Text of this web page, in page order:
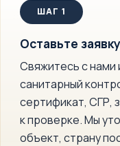
Оставьте заявку
Свяжитесь с нами
санитарный
сертификат, СГР,
к проверке. Мы
объект, страну